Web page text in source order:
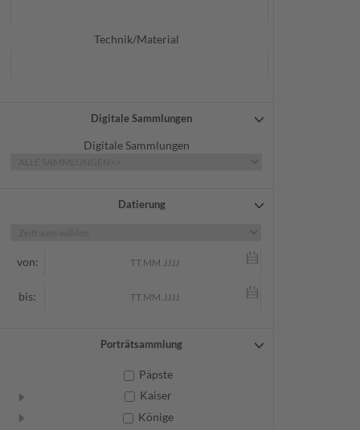
Technik/Material
Digitale Sammlungen
Digitale Sammlungen
Datierung
von:
bis:
Porträtsammlung
Päpste
Kaiser
Könige